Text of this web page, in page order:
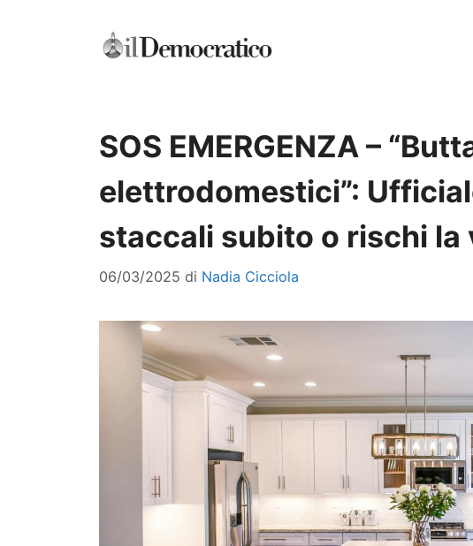
SOS EMERGENZA –
elettrodomestici”:
staccali subito o rischi la
06/03/2025 di Nadia Cicciola